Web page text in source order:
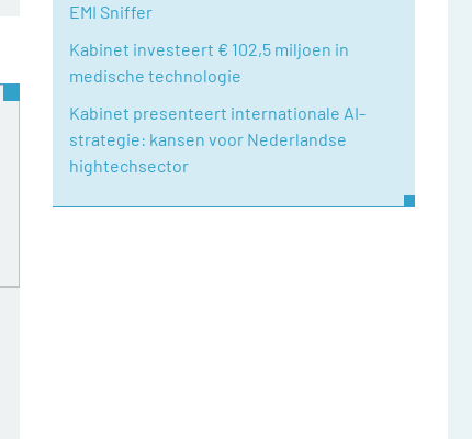
EMI Sniffer
Kabinet investeert € 102,5 miljoen in
medische technologie
Kabinet presenteert internationale AI-
strategie: kansen voor Nederlandse
hightechsector